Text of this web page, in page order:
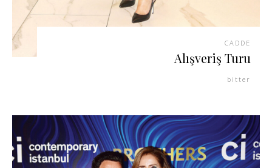
CADDE
Alışveriş Turu
bitter